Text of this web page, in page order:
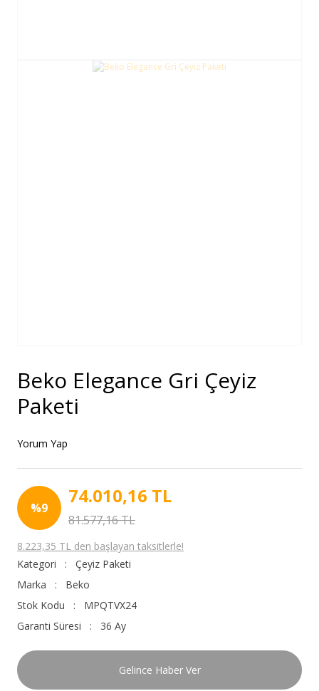
Beko Elegance Gri Çeyiz
Paketi
Yorum Yap
%9
74.010,16 TL
81.577,16 TL
8.223,35 TL den başlayan taksitlerle!
Kategori
Çeyiz Paketi
Marka
Beko
Stok Kodu
MPQTVX24
Garanti Süresi
36 Ay
Gelince Haber Ver